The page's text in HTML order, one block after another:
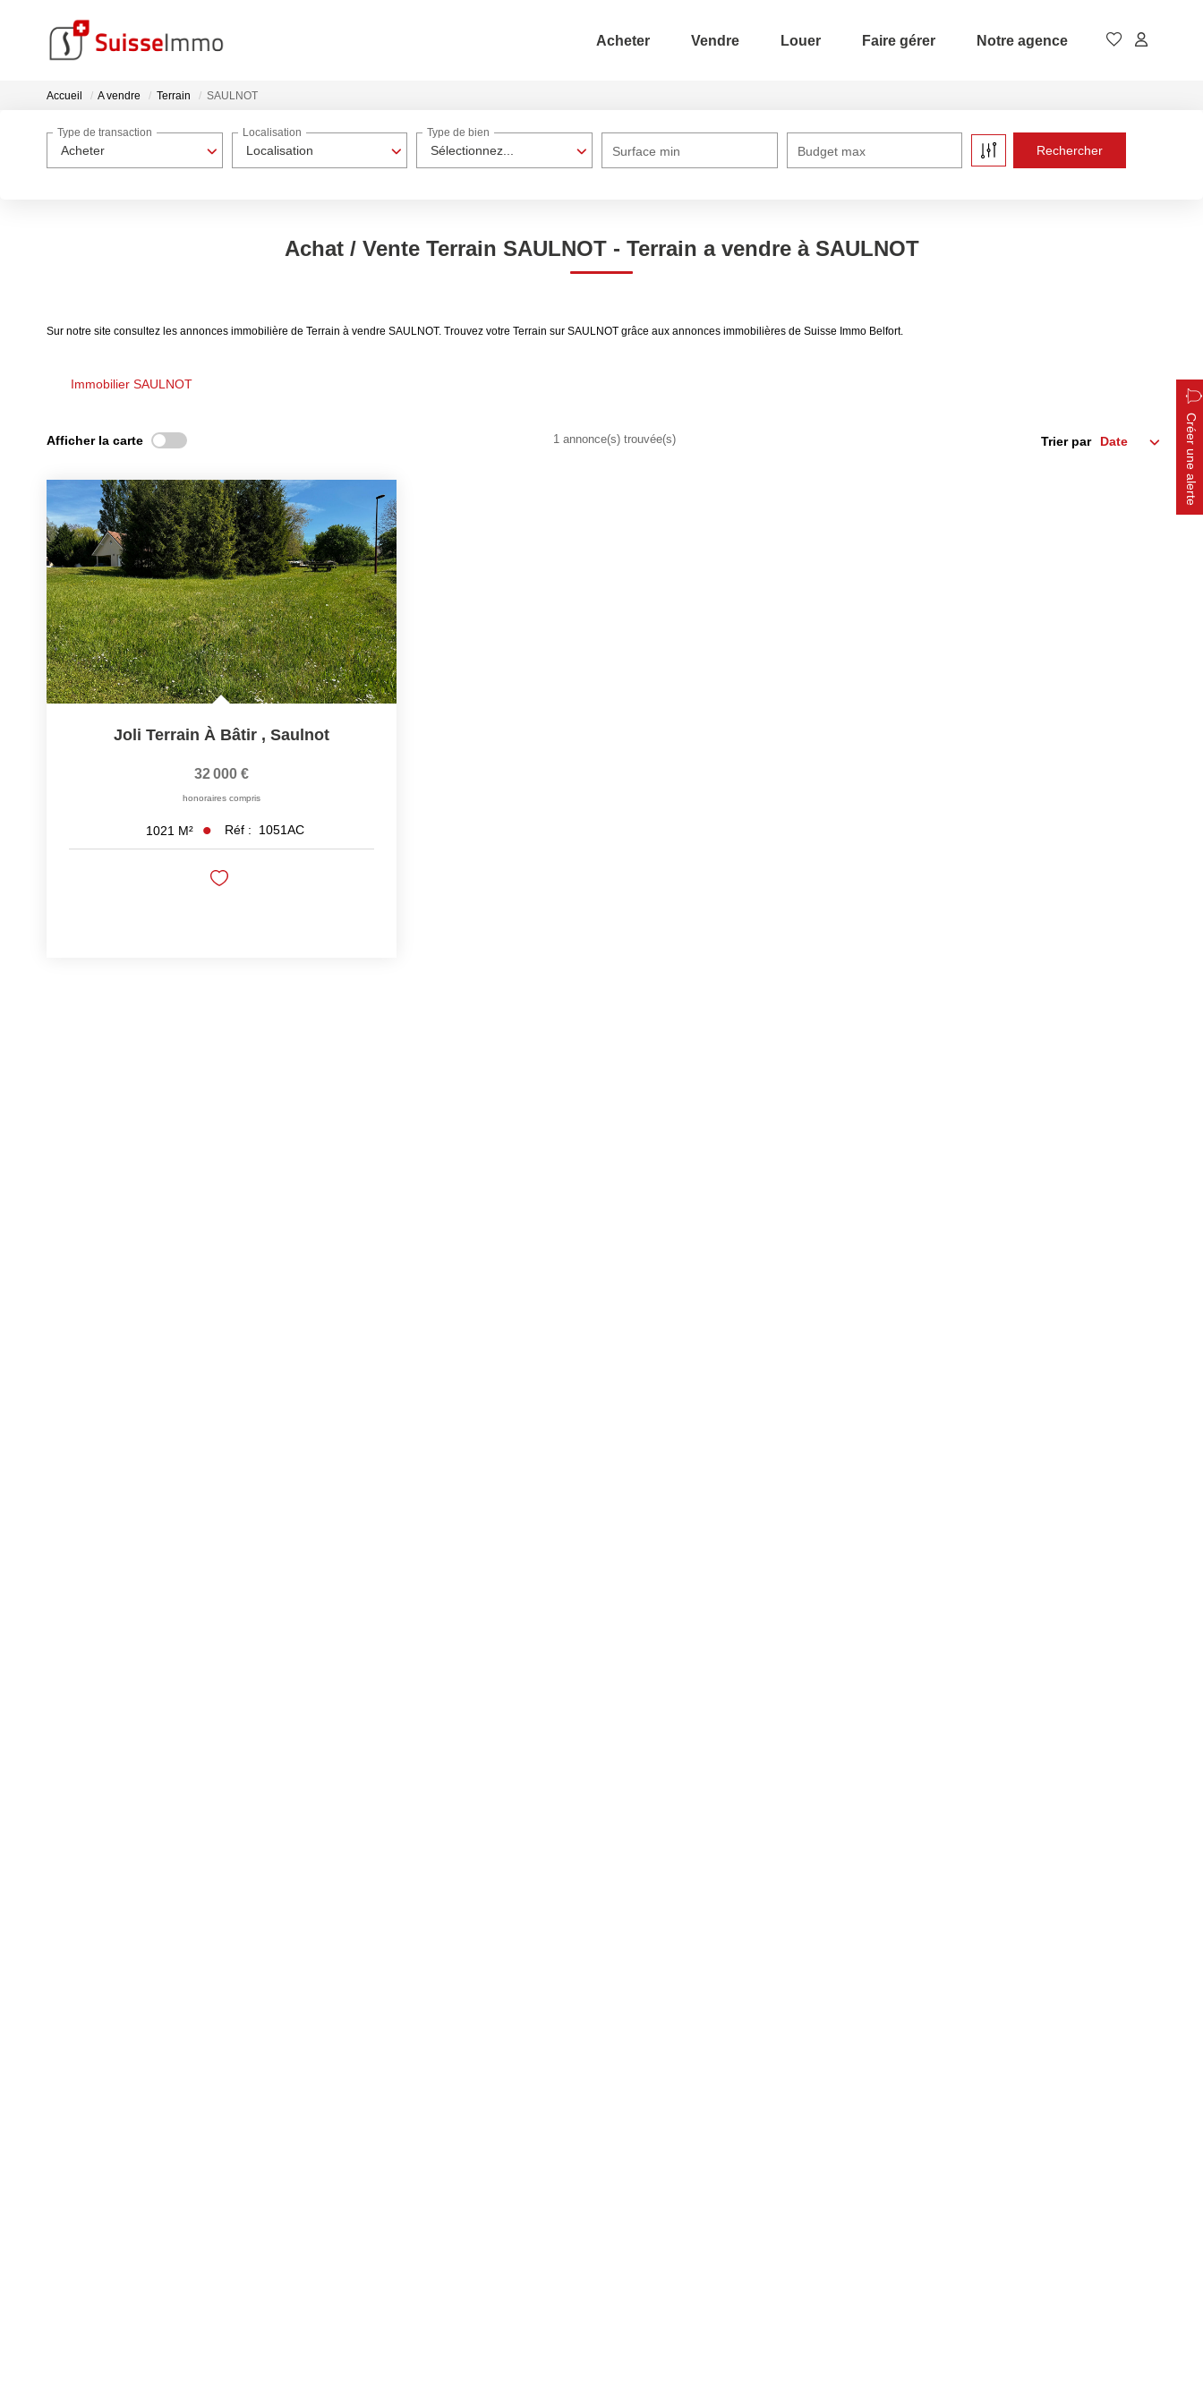
Acheter Vendre Louer Faire gérer Notre agence
Accueil A vendre Terrain SAULNOT
Acheter
Type de transaction
Localisation
Localisation
Sélectionnez...
Type de bien
Surface min Budget max
Achat / Vente Terrain SAULNOT - Terrain a vendre à SAULNOT
Sur notre site consultez les annonces immobilière de Terrain à vendre SAULNOT. Trouvez votre Terrain sur SAULNOT grâce aux annonces immobilières de Suisse Immo Belfort.
Immobilier SAULNOT
Créer une alerte
Afficher la carte 1 annonce(s) trouvée(s) Trier par
Joli Terrain À Bâtir , Saulnot
32 000 €
honoraires compris
1021 M² Réf : 1051AC